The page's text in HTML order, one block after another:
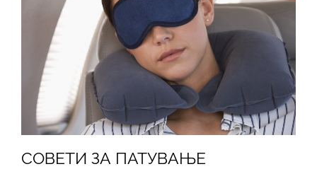
СОВЕТИ ЗА ПАТУВАЊЕ